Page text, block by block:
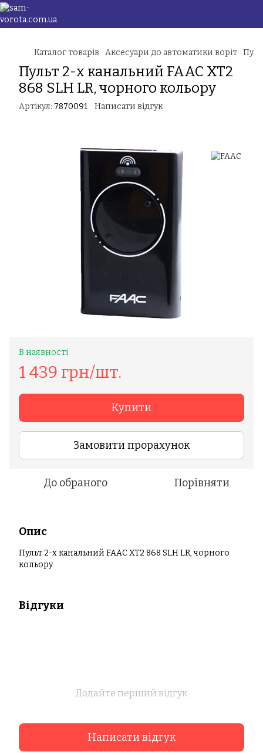
Каталог товарів Аксесуари до автоматики воріт
Пульт 2-х канальний FAAC XT2
868 SLH LR, чорного кольору
Артікул: 7870091 Написати відгук
В наявності
1 439 грн/шт.
Купити
Замовити прорахунок
До обраного Порівняти
Опис
Пульт 2-х канальний FAAC XT2 868 SLH LR, чорного
кольору
Відгуки
Додайте перший відгук
Написати відгук